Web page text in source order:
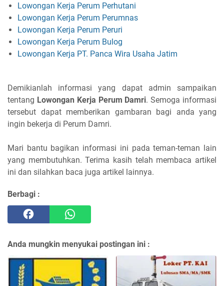
Lowongan Kerja Perum Perhutani
Lowongan Kerja Perum Perumnas
Lowongan Kerja Perum Peruri
Lowongan Kerja Perum Bulog
Lowongan Kerja PT. Panca Wira Usaha Jatim
Demikianlah informasi yang dapat admin sampaikan
tentang Lowongan Kerja Perum Damri. Semoga informasi
tersebut dapat memberikan gambaran bagi anda yang
ingin bekerja di Perum Damri.
Mari bantu bagikan informasi ini pada teman-teman lain
yang membutuhkan. Terima kasih telah membaca artikel
ini dan silahkan baca juga artikel lainnya.
Berbagi :
Anda mungkin menyukai postingan ini :